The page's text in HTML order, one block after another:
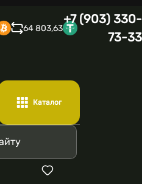
64 803,63
+7 (903) 330-
73-33
Каталог